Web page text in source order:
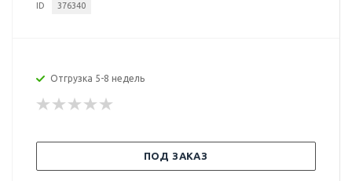
ID 376340
Отгрузка 5-8 недель
ПОД ЗАКАЗ